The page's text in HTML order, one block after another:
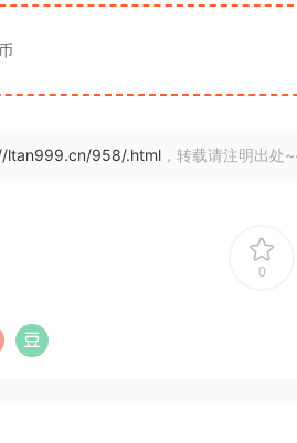
ltan999.cn/958/.html ，转载请注明出处
0